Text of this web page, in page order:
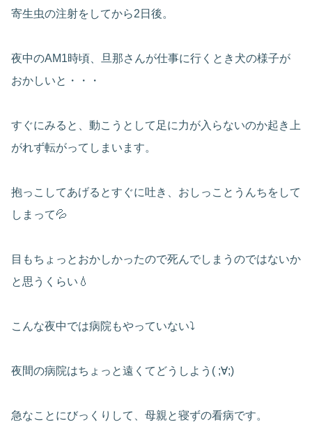
寄生虫の注射をしてから2日後。
夜中のAM1時頃、旦那さんが仕事に行くとき犬の様子が
おかしいと・・・
すぐにみると、動こうとして足に力が入らないのか起き上
がれず転がってしまいます。
抱っこしてあげるとすぐに吐き、おしっことうんちをして
しまって💦
目もちょっとおかしかったので死んでしまうのではないか
と思うくらい💧
こんな夜中では病院もやっていない⤵
夜間の病院はちょっと遠くてどうしよう( ;∀;)
急なことにびっくりして、母親と寝ずの看病です。